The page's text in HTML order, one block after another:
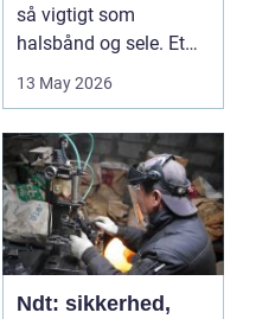
så vigtigt som
halsbånd og sele. Et
godt bur gi...
13 May 2026
Ndt: sikkerhed,